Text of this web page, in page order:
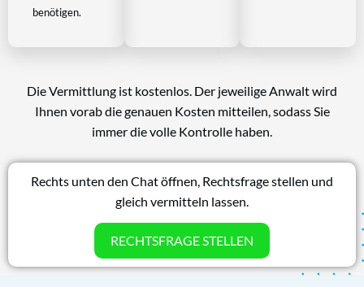
benötigen.
Die Vermittlung ist kostenlos. Der jeweilige Anwalt wird
Ihnen vorab die genauen Kosten mitteilen, sodass Sie
immer die volle Kontrolle haben.
Rechts unten den Chat öffnen, Rechtsfrage stellen und
gleich vermitteln lassen.
RECHTSFRAGE STELLEN